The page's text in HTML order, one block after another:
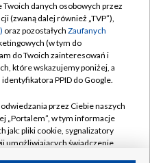
TVPdanych osobowych przez
(zwaną dalej również „TVP”),
oraz pozostałych Zaufanych
(w tym do
do Twoich zainteresowań i
które wskazujemy poniżej, a
PPID do Google.
przez Ciebie naszych
„Portalem”, w tym informacje
jak: pliki cookie, sygnalizatory
umożliwiających świadczenie